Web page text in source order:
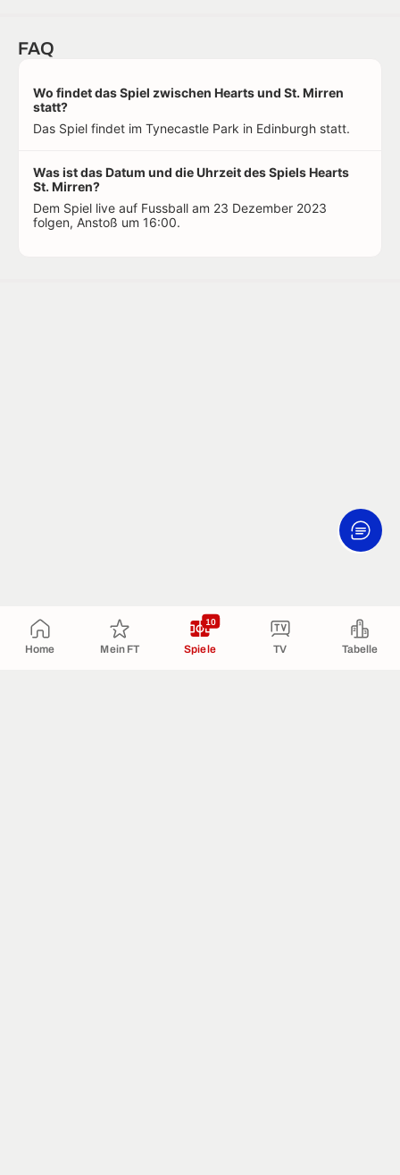
Home Mein FT Spiele
10
TV Tabelle
FAQ
Wo findet das Spiel zwischen Hearts und St. Mirren
statt?
Das Spiel findet im Tynecastle Park in Edinburgh statt.
Was ist das Datum und die Uhrzeit des Spiels Hearts
St. Mirren?
Dem Spiel live auf Fussball am 23 Dezember 2023
folgen, Anstoß um 16:00.